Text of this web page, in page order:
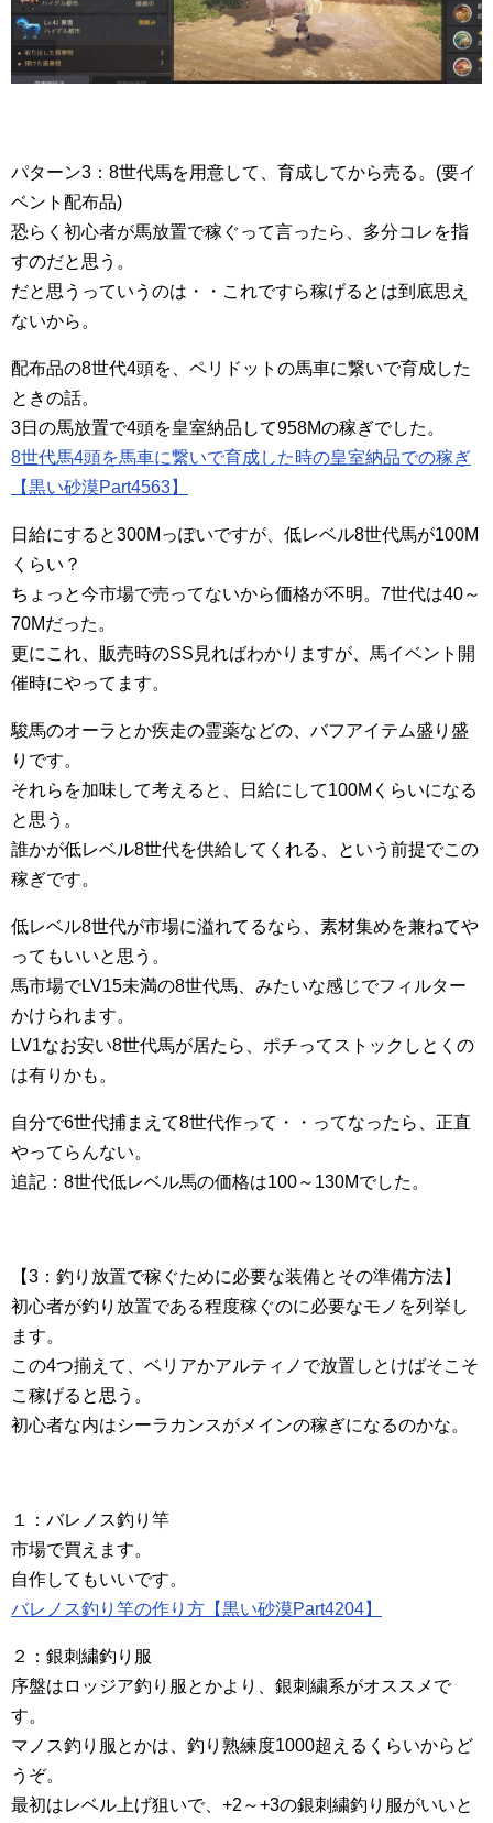
パターン3：8世代馬を用意して、育成してから売る。(要イ
ベント配布品)
恐らく初心者が馬放置で稼ぐって言ったら、多分コレを指
すのだと思う。
だと思うっていうのは・・これですら稼げるとは到底思え
ないから。
配布品の8世代4頭を、ペリドットの馬車に繋いで育成した
ときの話。
3日の馬放置で4頭を皇室納品して958Mの稼ぎでした。
8世代馬4頭を馬車に繋いで育成した時の皇室納品での稼ぎ
【黒い砂漠Part4563】
日給にすると300Mっぽいですが、低レベル8世代馬が100M
くらい？
ちょっと今市場で売ってないから価格が不明。7世代は40～
70Mだった。
更にこれ、販売時のSS見ればわかりますが、馬イベント開
催時にやってます。
駿馬のオーラとか疾走の霊薬などの、バフアイテム盛り盛
りです。
それらを加味して考えると、日給にして100Mくらいになる
と思う。
誰かが低レベル8世代を供給してくれる、という前提でこの
稼ぎです。
低レベル8世代が市場に溢れてるなら、素材集めを兼ねてや
ってもいいと思う。
馬市場でLV15未満の8世代馬、みたいな感じでフィルター
かけられます。
LV1なお安い8世代馬が居たら、ポチってストックしとくの
は有りかも。
自分で6世代捕まえて8世代作って・・ってなったら、正直
やってらんない。
追記：8世代低レベル馬の価格は100～130Mでした。
【3：釣り放置で稼ぐために必要な装備とその準備方法】
初心者が釣り放置である程度稼ぐのに必要なモノを列挙し
ます。
この4つ揃えて、ベリアかアルティノで放置しとけばそこそ
こ稼げると思う。
初心者な内はシーラカンスがメインの稼ぎになるのかな。
１：バレノス釣り竿
市場で買えます。
自作してもいいです。
バレノス釣り竿の作り方【黒い砂漠Part4204】
２：銀刺繍釣り服
序盤はロッジア釣り服とかより、銀刺繍系がオススメで
す。
マノス釣り服とかは、釣り熟練度1000超えるくらいからど
うぞ。
最初はレベル上げ狙いで、+2～+3の銀刺繍釣り服がいいと